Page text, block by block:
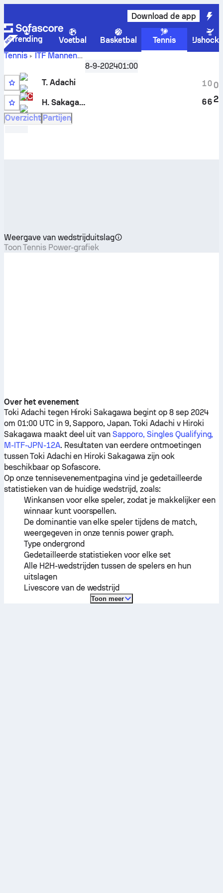
Download de app
Trending Voetbal Basketbal Tennis
Tennis
ITF Mannen
Sapporo, Singles Qualifying, M-ITF-JPN-12A
Adachi
8-9-202401:00
WC
T. Adachi
13
H. Sakagawa
1
6
0
6
0
2
Overzicht Partijen
Weergave van wedstrijduitslag
Toon Tennis Power-grafiek
Over het evenement
Toki Adachi tegen Hiroki Sakagawa begint op 8 sep 2024
om 01:00 UTC in 9, Sapporo, Japan.Toki Adachi v Hiroki
Sakagawa maakt deel uit vanSapporo, Singles Qualifying,
M-ITF-JPN-12A. Resultaten van eerdere ontmoetingen
tussenToki Adachi en Hiroki Sakagawa zijn ook
beschikbaar op Sofascore.
Op onze tennisevenementpagina vind je gedetailleerde
statistieken van de huidige wedstrijd, zoals:
Winkansen voor elke speler, zodat je makkelijker een
winnaar kunt voorspellen.
De dominantie van elke speler tijdens de match,
weergegeven in onze tennis power graph.
Type ondergrond
Gedetailleerde statistieken voor elke set
Alle H2H-wedstrijden tussen de spelers en hun
uitslagen
Livescore van de wedstrijd
Toon meer